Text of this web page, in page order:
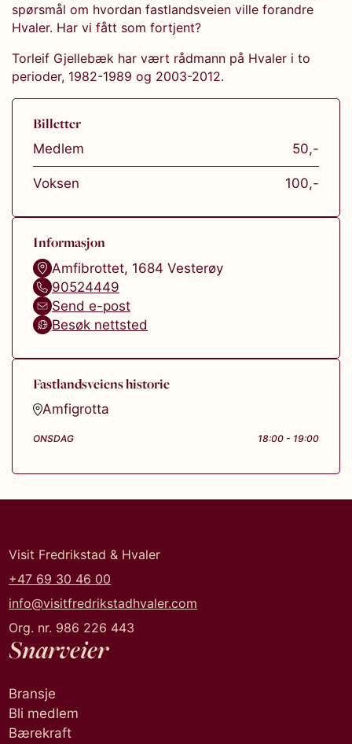
spørsmål om hvordan fastlandsveien ville forandre
Hvaler. Har vi fått som fortjent?
Torleif Gjellebæk har vært rådmann på Hvaler i to
perioder, 1982-1989 og 2003-2012.
Billetter
Medlem 50,-
Voksen 100,-
Informasjon
Amfibrottet, 1684 Vesterøy
90524449
Send e-post
Besøk nettsted
Fastlandsveiens historie
Amfigrotta
ONSDAG 18:00 - 19:00
Visit Fredrikstad & Hvaler
+47 69 30 46 00
info@visitfredrikstadhvaler.com
Org. nr. 986 226 443
Snarveier
Bransje
Bli medlem
Bærekraft